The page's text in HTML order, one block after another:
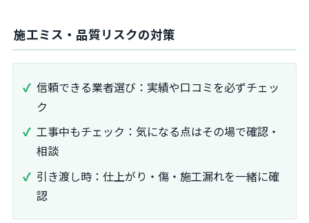
施工ミス・品質リスクの対策
信頼できる業者選び：実績や口コミを必ずチェッ
ク
工事中もチェック：気になる点はその場で確認・
相談
引き渡し時：仕上がり・傷・施工漏れを一緒に確
認